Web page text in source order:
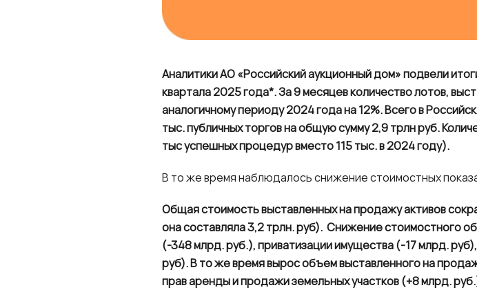
Аналитики АО «Российский аукционный дом» подвели
квартала 2025 года*. За 9 месяцев количество лотов,
аналогичному периоду 2024 года на 12%. Всего в
тыс. публичных торгов на общую сумму 2,9 трлн руб.
тыс успешных процедур вместо 115 тыс. в 2024 году).
В то же время наблюдалось снижение стоимостных
Общая стоимость выставленных на продажу активов
она составляла 3,2 трлн. руб). Снижение стоимостного
(-348 млрд. руб.), приватизации имущества (-17 млрд.
руб). В то же время вырос объем выставленного на
прав аренды и продажи земельных участков (+8 млрд.